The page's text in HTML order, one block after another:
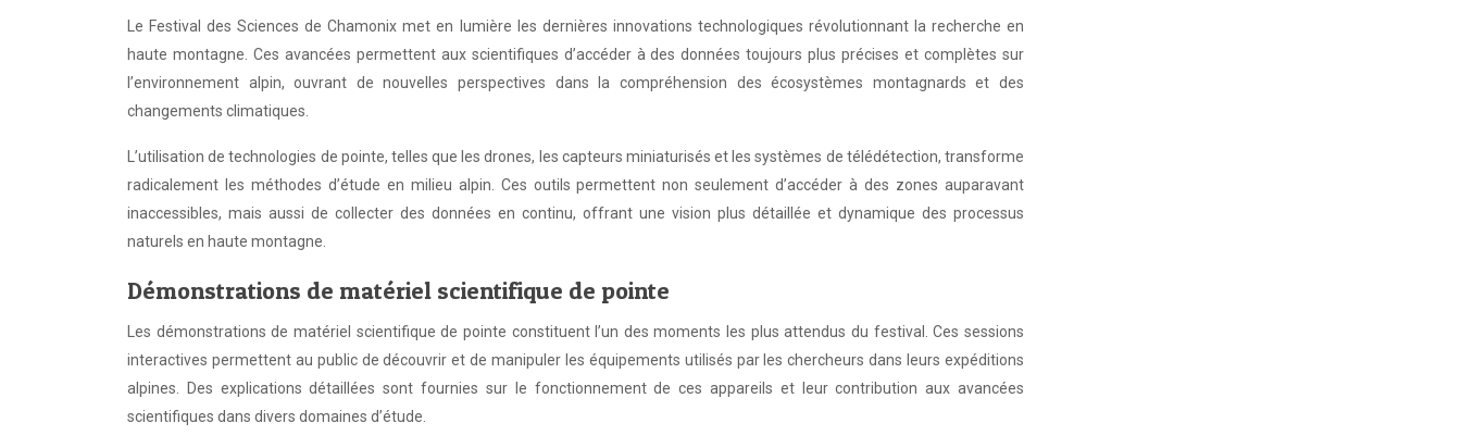
Le Festival des Sciences de Chamonix met en lumière les dernières innovations technologiques révolutionnant la recherche en
haute montagne. Ces avancées permettent aux scientifiques d’accéder à des données toujours plus précises et complètes sur
l’environnement alpin, ouvrant de nouvelles perspectives dans la compréhension des écosystèmes montagnards et des
changements climatiques.
L’utilisation de technologies de pointe, telles que les drones, les capteurs miniaturisés et les systèmes de télédétection, transforme
radicalement les méthodes d’étude en milieu alpin. Ces outils permettent non seulement d’accéder à des zones auparavant
inaccessibles, mais aussi de collecter des données en continu, offrant une vision plus détaillée et dynamique des processus
naturels en haute montagne.
Démonstrations de matériel scientifique de pointe
Les démonstrations de matériel scientifique de pointe constituent l’un des moments les plus attendus du festival. Ces sessions
interactives permettent au public de découvrir et de manipuler les équipements utilisés par les chercheurs dans leurs expéditions
alpines. Des explications détaillées sont fournies sur le fonctionnement de ces appareils et leur contribution aux avancées
scientifiques dans divers domaines d’étude.